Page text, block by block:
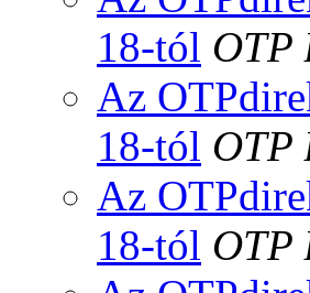
18-tól OTP
Az
18-tól OTP
Az
18-tól OTP